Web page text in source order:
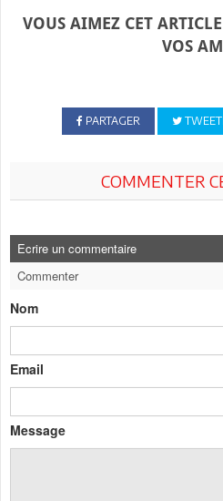
VOUS AIMEZ CET
VOS
PARTAGER
COMMENTER
Ecrire un commentaire
Commenter
Nom
Email
Message